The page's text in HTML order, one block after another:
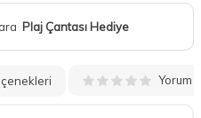
Plaj Çantası Hediye
Yorum